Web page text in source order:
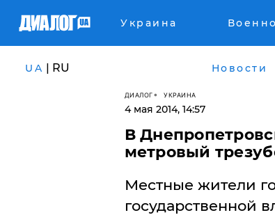
Украина
UA | RU Новости
ДИАЛОГ УКРАИНА
4 мая 2014, 14:57
​В
метровый
Местные жители
государственной